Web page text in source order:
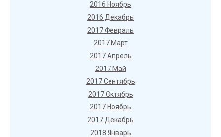
2016 Ноябрь
2016 Декабрь
2017 Февраль
2017 Март
2017 Апрель
2017 Май
2017 Сентябрь
2017 Октябрь
2017 Ноябрь
2017 Декабрь
2018 Январь